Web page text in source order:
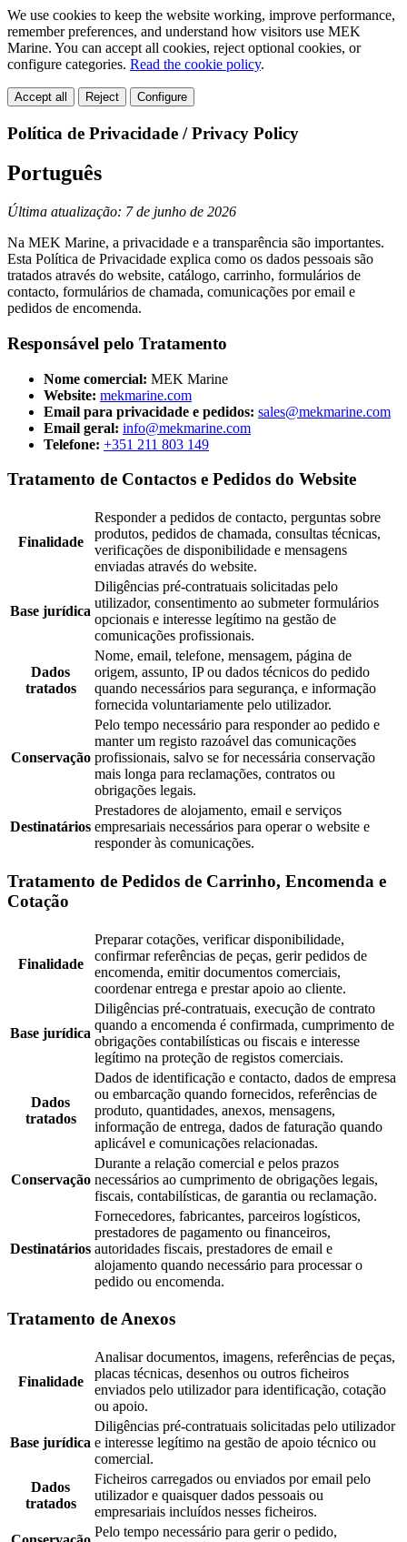
We use cookies to keep the website working, improve performance,
remember preferences, and understand how visitors use MEK
Marine. You can accept all cookies, reject optional cookies, or
configure categories. Read the cookie policy.
Accept all Reject Configure
Política de Privacidade / Privacy Policy
Português
Última atualização: 7 de junho de 2026
Na MEK Marine, a privacidade e a transparência são importantes.
Esta Política de Privacidade explica como os dados pessoais são
tratados através do website, catálogo, carrinho, formulários de
contacto, formulários de chamada, comunicações por email e
pedidos de encomenda.
Responsável pelo Tratamento
Nome comercial: MEK Marine
Website: mekmarine.com
Email para privacidade e pedidos: sales@mekmarine.com
Email geral: info@mekmarine.com
Telefone: +351 211 803 149
Tratamento de Contactos e Pedidos do Website
Finalidade
Responder a pedidos de contacto, perguntas sobre
produtos, pedidos de chamada, consultas técnicas,
verificações de disponibilidade e mensagens
enviadas através do website.
Base jurídica
Diligências pré-contratuais solicitadas pelo
utilizador, consentimento ao submeter formulários
opcionais e interesse legítimo na gestão de
comunicações profissionais.
Dados
tratados
Nome, email, telefone, mensagem, página de
origem, assunto, IP ou dados técnicos do pedido
quando necessários para segurança, e informação
fornecida voluntariamente pelo utilizador.
Conservação
Pelo tempo necessário para responder ao pedido e
manter um registo razoável das comunicações
profissionais, salvo se for necessária conservação
mais longa para reclamações, contratos ou
obrigações legais.
Destinatários
Prestadores de alojamento, email e serviços
empresariais necessários para operar o website e
responder às comunicações.
Tratamento de Pedidos de Carrinho, Encomenda e
Cotação
Finalidade
Preparar cotações, verificar disponibilidade,
confirmar referências de peças, gerir pedidos de
encomenda, emitir documentos comerciais,
coordenar entrega e prestar apoio ao cliente.
Base jurídica
Diligências pré-contratuais, execução de contrato
quando a encomenda é confirmada, cumprimento de
obrigações contabilísticas ou fiscais e interesse
legítimo na proteção de registos comerciais.
Dados
tratados
Dados de identificação e contacto, dados de empresa
ou embarcação quando fornecidos, referências de
produto, quantidades, anexos, mensagens,
informação de entrega, dados de faturação quando
aplicável e comunicações relacionadas.
Conservação
Durante a relação comercial e pelos prazos
necessários ao cumprimento de obrigações legais,
fiscais, contabilísticas, de garantia ou reclamação.
Destinatários
Fornecedores, fabricantes, parceiros logísticos,
prestadores de pagamento ou financeiros,
autoridades fiscais, prestadores de email e
alojamento quando necessário para processar o
pedido ou encomenda.
Tratamento de Anexos
Finalidade
Analisar documentos, imagens, referências de peças,
placas técnicas, desenhos ou outros ficheiros
enviados pelo utilizador para identificação, cotação
ou apoio.
Base jurídica
Diligências pré-contratuais solicitadas pelo utilizador
e interesse legítimo na gestão de apoio técnico ou
comercial.
Dados
tratados
Ficheiros carregados ou enviados por email pelo
utilizador e quaisquer dados pessoais ou
empresariais incluídos nesses ficheiros.
Pelo tempo necessário para gerir o pedido,